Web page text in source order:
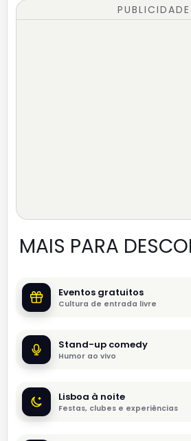
PUBLICIDADE
MAIS PARA
Eventos gratuitos
Cultura de entrada livre
Stand-up comedy
Humor ao vivo
Lisboa à noite
Festas, clubes e experiências